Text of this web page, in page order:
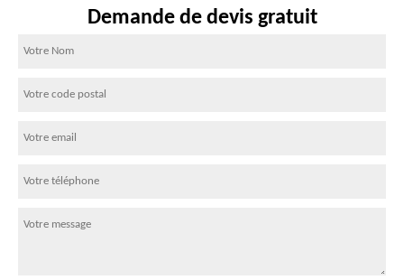
Demande de devis gratuit